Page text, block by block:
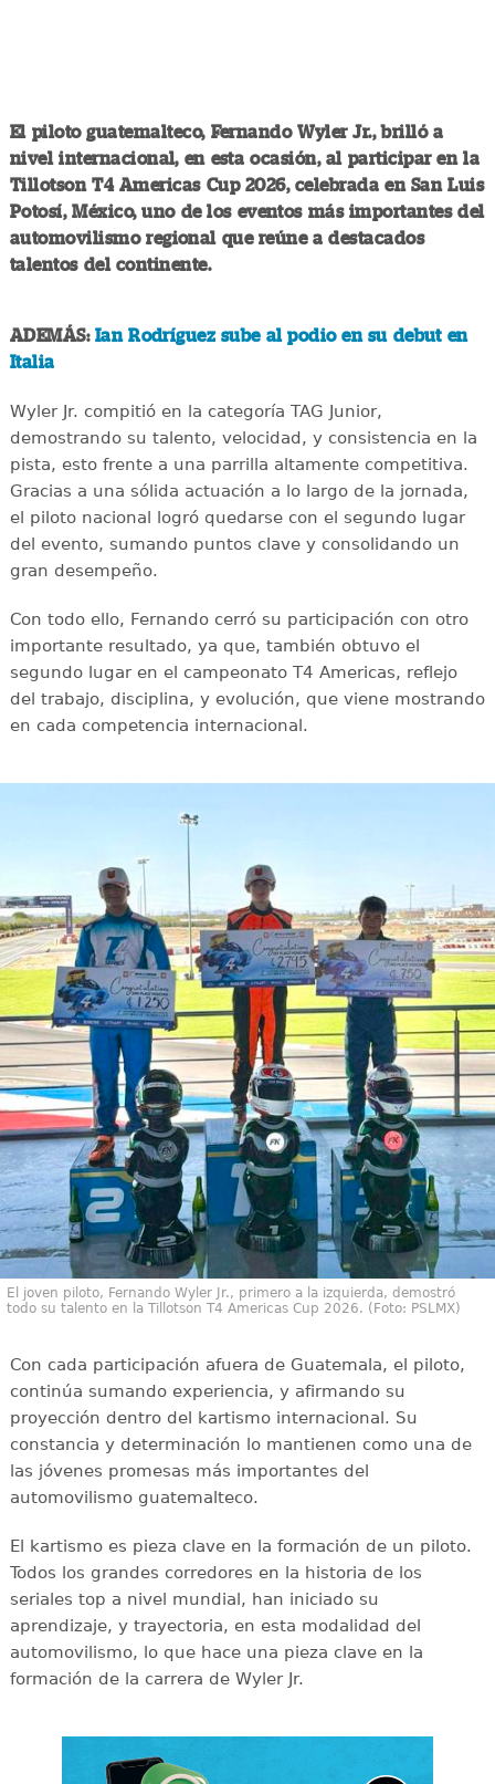
El piloto guatemalteco, Fernando Wyler Jr., brilló a
nivel internacional, en esta ocasión, al participar en la
Tillotson T4 Americas Cup 2026, celebrada en San Luis
Potosí, México, uno de los eventos más importantes del
automovilismo regional que reúne a destacados
talentos del continente.
ADEMÁS: Ian Rodríguez sube al podio en su debut en
Italia
Wyler Jr. compitió en la categoría TAG Junior,
demostrando su talento, velocidad, y consistencia en la
pista, esto frente a una parrilla altamente competitiva.
Gracias a una sólida actuación a lo largo de la jornada,
el piloto nacional logró quedarse con el segundo lugar
del evento, sumando puntos clave y consolidando un
gran desempeño.
Con todo ello, Fernando cerró su participación con otro
importante resultado, ya que, también obtuvo el
segundo lugar en el campeonato T4 Americas, reflejo
del trabajo, disciplina, y evolución, que viene mostrando
en cada competencia internacional.
El joven piloto, Fernando Wyler Jr., primero a la izquierda, demostró
todo su talento en la Tillotson T4 Americas Cup 2026. (Foto: PSLMX)
Con cada participación afuera de Guatemala, el piloto,
continúa sumando experiencia, y afirmando su
proyección dentro del kartismo internacional. Su
constancia y determinación lo mantienen como una de
las jóvenes promesas más importantes del
automovilismo guatemalteco.
El kartismo es pieza clave en la formación de un piloto.
Todos los grandes corredores en la historia de los
seriales top a nivel mundial, han iniciado su
aprendizaje, y trayectoria, en esta modalidad del
automovilismo, lo que hace una pieza clave en la
formación de la carrera de Wyler Jr.